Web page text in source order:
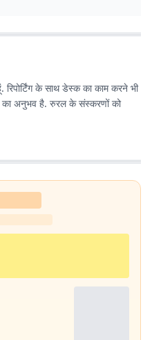
रिपोर्टिंग के साथ डेस्क का काम करने भी
अनुभव है. रुरल के संस्करणों को